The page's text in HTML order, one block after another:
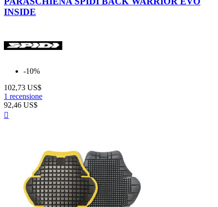
INSIDE
-10%
102,73 US$
1 recensione
92,46 US$
